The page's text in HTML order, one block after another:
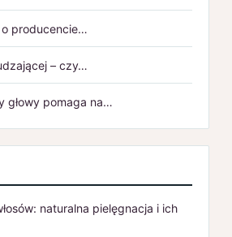
producencie…
– czy…
głowy pomaga na…
naturalna pielęgnacja i ich